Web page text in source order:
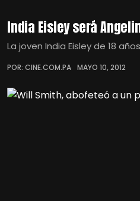
India Eisley será
La joven India Eisley de 18
POR: CINE.COM.PA MAYO 10, 2012